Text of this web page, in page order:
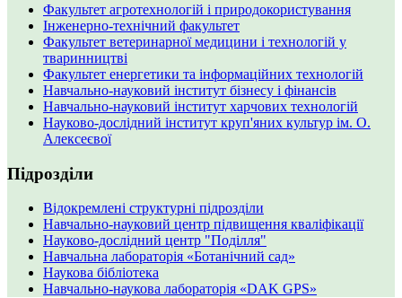
Факультет агротехнологій і природокористування
Інженерно-технічний факультет
Факультет ветеринарної медицини і технологій у
тваринництві
Факультет енергетики та інформаційних технологій
Навчально-науковий інститут бізнесу і фінансів
Навчально-науковий інститут харчових технологій
Науково-дослідний інститут круп'яних культур ім. О.
Алексеєвої
Підрозділи
Відокремлені структурні підрозділи
Навчально-науковий центр підвищення кваліфікації
Науково-дослідний центр "Поділля"
Навчальна лабораторія «Ботанічний сад»
Наукова бібліотека
Навчально-наукова лабораторія «DAK GPS»